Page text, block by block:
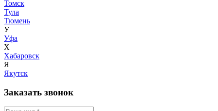
Томск
Тула
Тюмень
У
Уфа
Х
Хабаровск
Я
Якутск
Заказать звонок